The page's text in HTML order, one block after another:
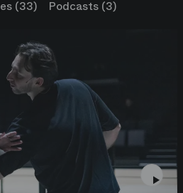
(33) Podcasts (3)